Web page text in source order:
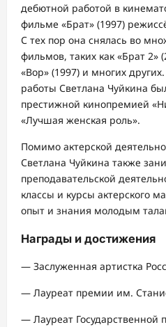
дебютной работой в
фильме «Брат» (1997)
С тех пор она снялась во
фильмов, таких как «Брат 2»
«Вор» (1997) и многих
работы Светлана Чуйкина
престижной кинопремией
«Лучшая женская роль».
Помимо актерской
Светлана Чуйкина также
преподавательской
классы и курсы актерского
опыт и знания молодым
Награды и достижения
— Заслуженная артистка
— Лауреат премии им.
— Лауреат Государственной